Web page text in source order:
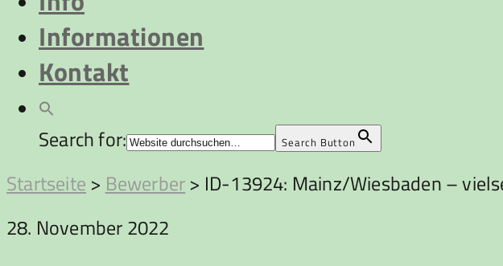
Informationen
Kontakt
Search for: Search Button
Startseite > Bewerber> ID-13924: Mainz/Wiesbaden –
28. November 2022